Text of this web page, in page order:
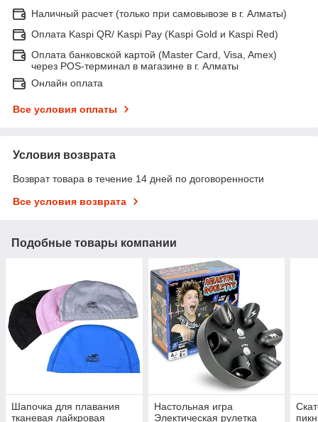
Наличный расчет (только при самовывозе в г. Алматы)
Оплата Kaspi QR/ Kaspi Pay (Kaspi Gold и Kaspi Red)
Оплата банковской картой (Master Card, Visa, Amex)
через POS-терминал в магазине в г. Алматы
Онлайн оплата
Все условия оплаты
Условия возврата
Возврат товара в течение 14 дней по договоренности
Все условия возврата
Подобные товары компании
Шапочка для плавания
тканевая лайкровая
Настольная игра
Электическая рулетка